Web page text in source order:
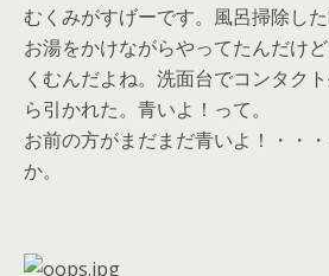
むくみがすげーです。風呂掃除し
お湯をかけながらやってたんだけ
くむんだよね。洗面台でコンタク
ら引かれた。青いよ！って。
お前の方がまだまだ青いよ！・・
か。